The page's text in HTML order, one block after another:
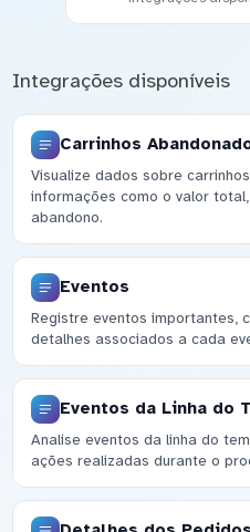
Integrações disponíveis
Carrinhos
Visualize dados sobre
informações como o valor
abandono.
Eventos
Registre eventos importantes,
detalhes associados a cada
Eventos da Linha do
Analise eventos da linha do
ações realizadas durante o